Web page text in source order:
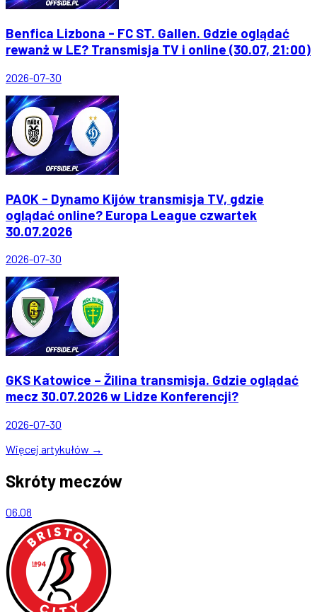
Benfica Lizbona - FC ST. Gallen. Gdzie oglądać
rewanż w LE? Transmisja TV i online (30.07, 21:00)
2026-07-30
PAOK - Dynamo Kijów transmisja TV, gdzie
oglądać online? Europa League czwartek
30.07.2026
2026-07-30
GKS Katowice – Žilina transmisja. Gdzie oglądać
mecz 30.07.2026 w Lidze Konferencji?
2026-07-30
Więcej artykułów →
Skróty meczów
06.08